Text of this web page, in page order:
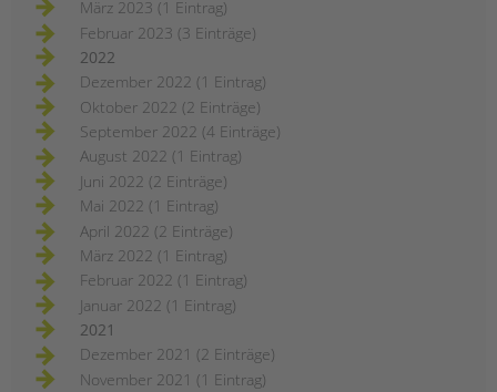
März 2023 (1 Eintrag)
Februar 2023 (3 Einträge)
2022
Dezember 2022 (1 Eintrag)
Oktober 2022 (2 Einträge)
September 2022 (4 Einträge)
August 2022 (1 Eintrag)
Juni 2022 (2 Einträge)
Mai 2022 (1 Eintrag)
April 2022 (2 Einträge)
März 2022 (1 Eintrag)
Februar 2022 (1 Eintrag)
Januar 2022 (1 Eintrag)
2021
Dezember 2021 (2 Einträge)
November 2021 (1 Eintrag)